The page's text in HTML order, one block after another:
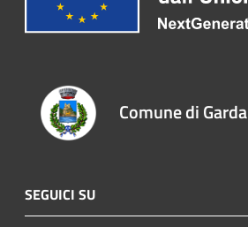
Comune di Garda
SEGUICI SU